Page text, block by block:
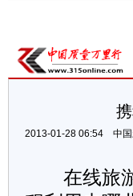
市场管理办法》：赔偿不
2013-01-28 06:54 中
在线旅游